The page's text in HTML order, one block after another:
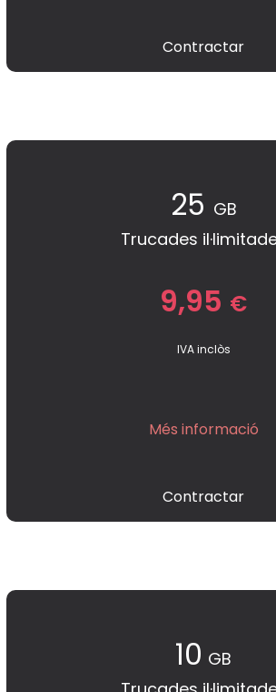
Contractar
25 GB
Trucades
9,95 €
IVA inclòs
Més informació
Contractar
10 GB